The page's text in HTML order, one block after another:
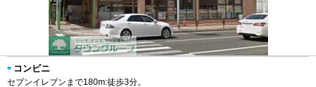
コンビニ
セブンイレブンまで180m:徒歩3分。